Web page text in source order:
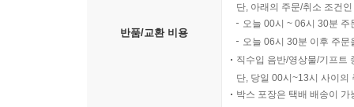
반품/교환 비용
단, 아래의 주문/취소 조건
오늘 00시 ~ 06시 30분
오늘 06시 30분 이후 주
직수입 음반/영상물/기프트
단, 당일 00시~13시 사이의
박스 포장은 택배 배송이